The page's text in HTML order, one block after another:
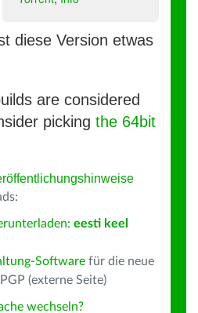
diese Version etwas
are considered
picking the 64bit
eesti keel
Software für die neue
(externe Seite)
wechseln?